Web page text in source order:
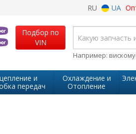
RU UA
Подбор по
VIN
Например:
и
передач
Охлаждение и
Отопление